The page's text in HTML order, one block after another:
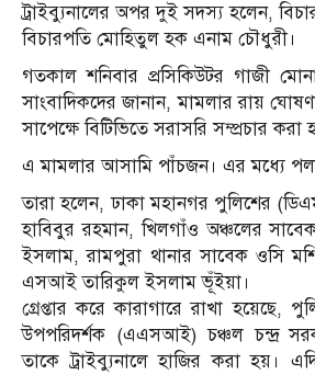
ট্রাইব্যুনালের অপর দুই সদস্য হলেন,
বিচারপতি মোহিতুল হক এনাম চৌধুরী।
গতকাল শনিবার প্রসিকিউটর গাজী
সাংবাদিকদের জানান, মামলার রায়
সাপেক্ষে বিটিভিতে সরাসরি সম্প্রচার করা
এ মামলার আসামি পাঁচজন। এর মধ্যে
তারা হলেন, ঢাকা মহানগর পুলিশের
হাবিবুর রহমান, খিলগাঁও অঞ্চলের
ইসলাম, রামপুরা থানার সাবেক ওসি
এসআই তারিকুল ইসলাম ভূঁইয়া।
গ্রেপ্তার করে কারাগারে রাখা হয়েছে,
উপপরিদর্শক (এএসআই) চঞ্চল চন্দ্র
তাকে ট্রাইব্যুনালে হাজির করা হয়।